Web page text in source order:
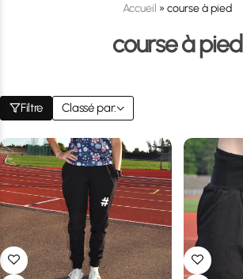
Accueil » course à pied
course à pied
Filtre Classé par: